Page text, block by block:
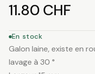
11.80 CHF
En stock
Galon laine, existe en
lavage à 30 °